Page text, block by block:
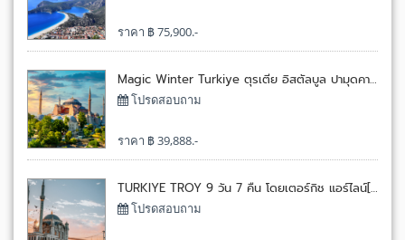
ราคา ฿ 75,900.-
Magic Winter Turkiye ตุรเตีย อิสตัลบูล ปามุดคาเล คัปปาโตเกีย 9 วัน 6 คืน โดยเอมิเรตส์[EK]
โปรดสอบถาม
ราคา ฿ 39,888.-
TURKIYE TROY 9 วัน 7 คืน โดยเตอร์กิช แอร์ไลน์[TK]
โปรดสอบถาม